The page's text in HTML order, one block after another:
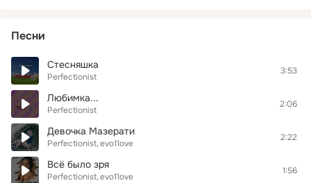
Песни
Стесняшка
Perfectionist
3:53
Любимка...
Perfectionist
2:06
Девочка Мазерати
Perfectionist evo11ove
2:22
Всё было зря
Perfectionist evo11ove
1:56